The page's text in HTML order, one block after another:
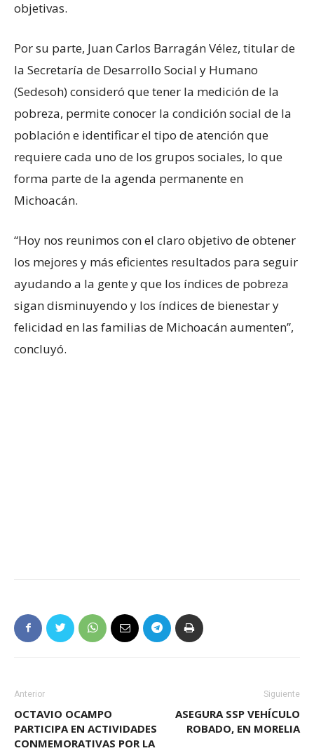
objetivas.
Por su parte, Juan Carlos Barragán Vélez, titular de
la Secretaría de Desarrollo Social y Humano
(Sedesoh) consideró que tener la medición de la
pobreza, permite conocer la condición social de la
población e identificar el tipo de atención que
requiere cada uno de los grupos sociales, lo que
forma parte de la agenda permanente en
Michoacán.
“Hoy nos reunimos con el claro objetivo de obtener
los mejores y más eficientes resultados para seguir
ayudando a la gente y que los índices de pobreza
sigan disminuyendo y los índices de bienestar y
felicidad en las familias de Michoacán aumenten”,
concluyó.
Anterior
OCTAVIO OCAMPO
PARTICIPA EN ACTIVIDADES
CONMEMORATIVAS POR LA
Siguiente
ASEGURA SSP VEHÍCULO
ROBADO, EN MORELIA